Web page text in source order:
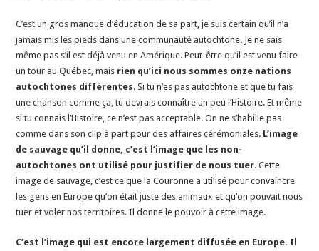
C’est un gros manque d’éducation de sa part, je suis certain qu’il n’a
jamais mis les pieds dans une communauté autochtone. Je ne sais
même pas s’il est déjà venu en Amérique. Peut-être qu’il est venu faire
un tour au Québec, mais rien qu’ici nous sommes onze nations
autochtones différentes. Si tu n’es pas autochtone et que tu fais
une chanson comme ça, tu devrais connaître un peu l’Histoire. Et même
si tu connais l’Histoire, ce n’est pas acceptable. On ne s’habille pas
comme dans son clip à part pour des affaires cérémoniales. L’image
de sauvage qu’il donne, c’est l’image que les non-
autochtones ont utilisé pour justifier de nous tuer. Cette
image de sauvage, c’est ce que la Couronne a utilisé pour convaincre
les gens en Europe qu’on était juste des animaux et qu’on pouvait nous
tuer et voler nos territoires. Il donne le pouvoir à cette image.
C’est l’image qui est encore largement diffusée en Europe. Il